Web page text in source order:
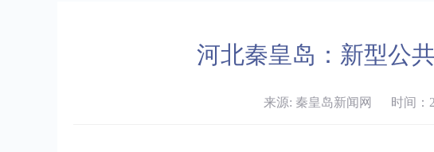
河北秦皇岛：新型公
来源: 秦皇岛新闻网 时间：